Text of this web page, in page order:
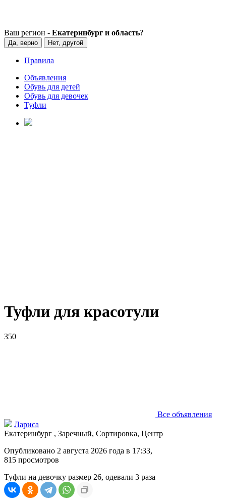
Ваш регион - Екатеринбург и область?
Да, верно Нет, другой
Правила
Объявления
Обувь для детей
Обувь для девочек
Туфли
Туфли для красотули
350
Все объявления
Лариса
Екатеринбург , Заречный, Сортировка, Центр
Опубликовано 2 августа 2026 года в 17:33,
815 просмотров
Туфли на девочку размер 26, одевали 3 раза